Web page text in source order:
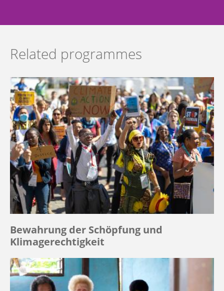
Related programmes
Bewahrung der Schöpfung und
Klimagerechtigkeit